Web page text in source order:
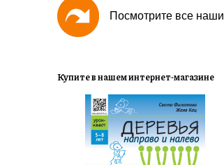
Посмотрите все наши
Купите в нашем интернет-магазине